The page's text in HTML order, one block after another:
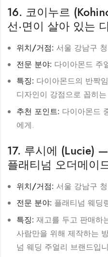
16. 코이누르
선·면이 살아 있는
위치/거점: 서울 강남구
전문 분야: 다이아몬드 주
특징: 다이아몬드의 반짝
디자인이 강점으로 꼽히
추천 포인트: 다이아몬드
에게.
17. 루시에 (Lucie)
플래티넘 오더메이
위치/거점: 서울 강남구
전문 분야: 플래티넘 웨딩
특징: 재고를 두고 판매하
사람만을 위해 제작하는
넘 웨딩 주얼리 브랜드입